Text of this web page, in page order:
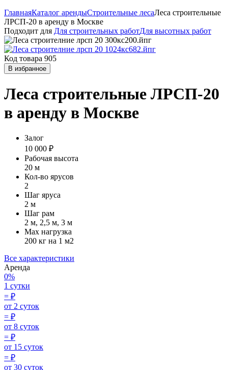
ГлавнаяКаталог арендыСтроительные лесаЛеса строительные
ЛРСП-20 в аренду в Москве
Подходит для Для строительных работДля высотных работ
Код товара 905
В избранное
Леса строительные ЛРСП-20
в аренду в Москве
Залог
10 000 ₽
Рабочая высота
20 м
Кол-во ярусов
2
Шаг яруса
2 м
Шаг рам
2 м, 2,5 м, 3 м
Max нагрузка
200 кг на 1 м2
Все характеристики
Аренда
0%
1 сутки
= ₽
от 2 суток
= ₽
от 8 суток
= ₽
от 15 суток
= ₽
от 30 суток